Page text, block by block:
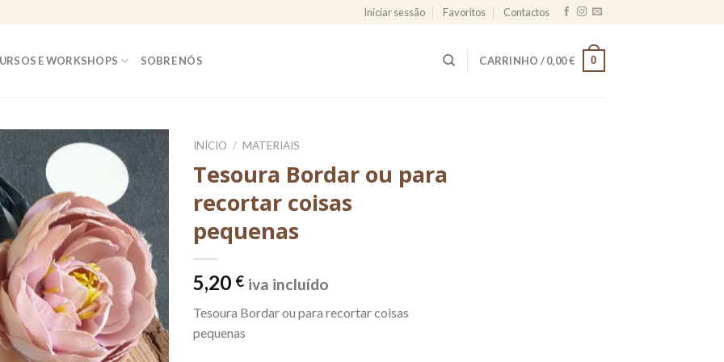
Iniciar sessão Favoritos Contactos
E WORKSHOPS SOBRE NÓS CARRINHO /0,00€ 0
INÍCIO / MATERIAIS
Tesoura Bordar ou para
recortar coisas
pequenas
5,20 € iva incluído
Tesoura Bordar ou para recortar coisas
pequenas